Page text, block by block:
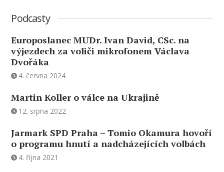
Podcasty
Europoslanec MUDr. Ivan David, CSc. na
výjezdech za voliči mikrofonem Václava
Dvořáka
4. června 2024
Martin Koller o válce na Ukrajině
12. srpna 2022
Jarmark SPD Praha – Tomio Okamura hovoří
o programu hnutí a nadcházejících volbách
4. října 2021